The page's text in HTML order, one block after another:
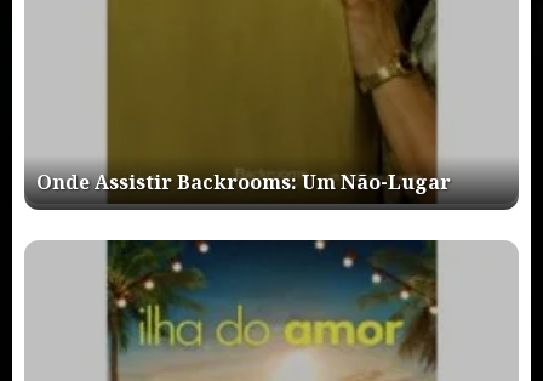
Onde Assistir Backrooms: Um Não-Lugar